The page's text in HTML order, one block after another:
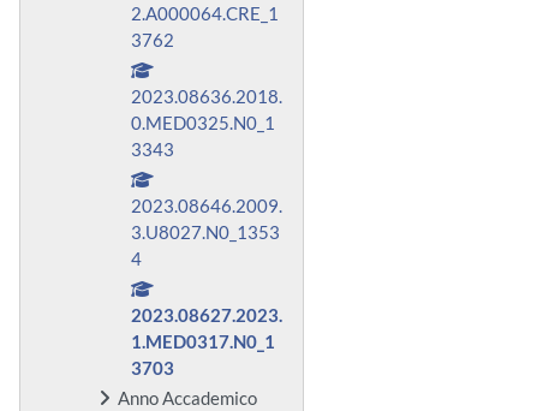
2.A000064.CRE_1
3762
2023.08636.2018.
0.MED0325.N0_1
3343
2023.08646.2009.
3.U8027.N0_1353
4
2023.08627.2023.
1.MED0317.N0_1
3703
Anno Accademico